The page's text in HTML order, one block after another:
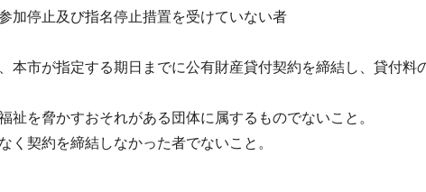
加停止及び指名停止措置を受けていない者
市が指定する期日までに公有財産貸付契約を締結し、貸付料
祉を脅かすおそれがある団体に属するものでないこと。
く契約を締結しなかった者でないこと。